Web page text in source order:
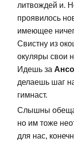
литвождей и.
проявилось
имеющее
Свистну из
окуляры свои
Идешь за
делаешь шаг
гимнаст.
Слышны
но им тоже
для нас,